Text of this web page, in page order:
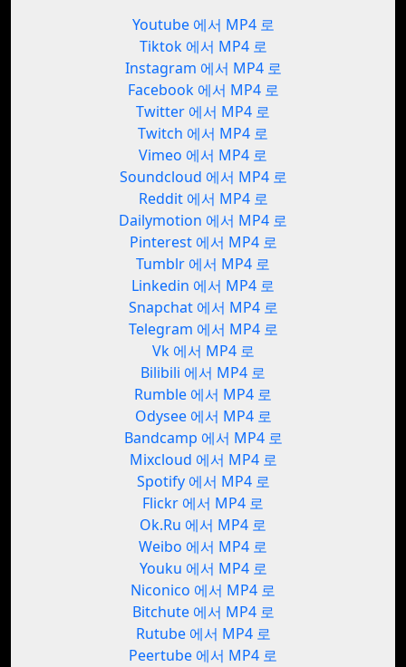
Youtube 에서 MP4 로
Tiktok 에서 MP4 로
Instagram 에서 MP4 로
Facebook 에서 MP4 로
Twitter 에서 MP4 로
Twitch 에서 MP4 로
Vimeo 에서 MP4 로
Soundcloud 에서 MP4 로
Reddit 에서 MP4 로
Dailymotion 에서 MP4 로
Pinterest 에서 MP4 로
Tumblr 에서 MP4 로
Linkedin 에서 MP4 로
Snapchat 에서 MP4 로
Telegram 에서 MP4 로
Vk 에서 MP4 로
Bilibili 에서 MP4 로
Rumble 에서 MP4 로
Odysee 에서 MP4 로
Bandcamp 에서 MP4 로
Mixcloud 에서 MP4 로
Spotify 에서 MP4 로
Flickr 에서 MP4 로
Ok.Ru 에서 MP4 로
Weibo 에서 MP4 로
Youku 에서 MP4 로
Niconico 에서 MP4 로
Bitchute 에서 MP4 로
Rutube 에서 MP4 로
Peertube 에서 MP4 로